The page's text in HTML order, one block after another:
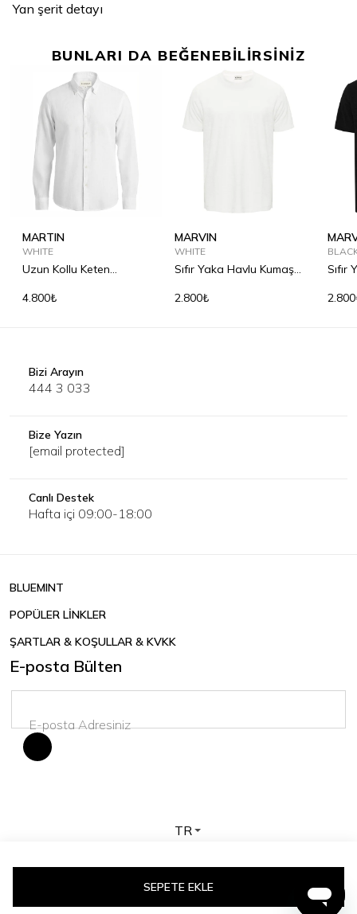
Yan şerit detayı
SEPETE EKLE
BUNLARI DA BEĞENEBİLİRSİNİZ
MARTIN
WHITE
Uzun Kollu Keten
4.800₺
MARVIN
WHITE
Sıfır Yaka Havlu Kumaş
2.800₺
Sıfır
Bizi Arayın
444 3 033
Bize Yazın
[email protected]
Canlı Destek
Hafta içi 09:00-18:00
BLUEMINT
POPÜLER LİNKLER
ŞARTLAR & KOŞULLAR & KVKK
E-posta Bülten
TR